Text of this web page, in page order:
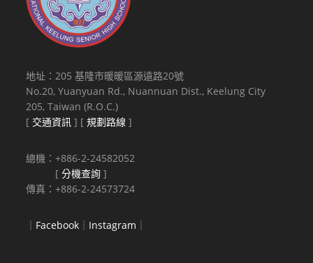
地址：205 基隆市暖暖區源遠路20號
No.20, Yuanyuan Rd., Nuannuan Dist., Keelung City
205, Taiwan (R.O.C.)
[ 交通資訊 ] [規劃路線 ]
總機：+886-2-24582052
[分機查詢 ]
傳真：+886-2-24573724
｜ Facebook ｜ Instagram ｜